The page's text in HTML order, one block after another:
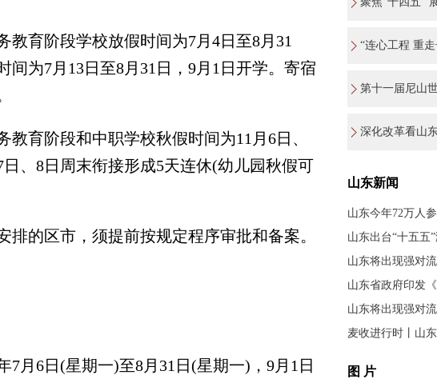
育阶段学校放假时间为7月4日至8月31
间为7月13日至8月31日，9月1日开学。寄宿
育阶段和中职学校秋假时间为11月6日、
、8日周末衔接形成5天连休(幼儿园秋假可
的区市，须提前按规定程序审批和备案。
6日(星期一)至8月31日(星期一)，9月1日
“连心工程 重
第十一届尼山
深化改革看山
山东新闻
山东今年72万人
山东将出现强对
山东省政府印发
山东将出现强对
麦收进行时丨山
图 片